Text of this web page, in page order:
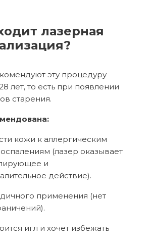
эту процедуру
лет, то есть при появлении
старения.
кожи к аллергическим
(лазер оказывает
и
действие).
применения (нет
игл и хочет избежать